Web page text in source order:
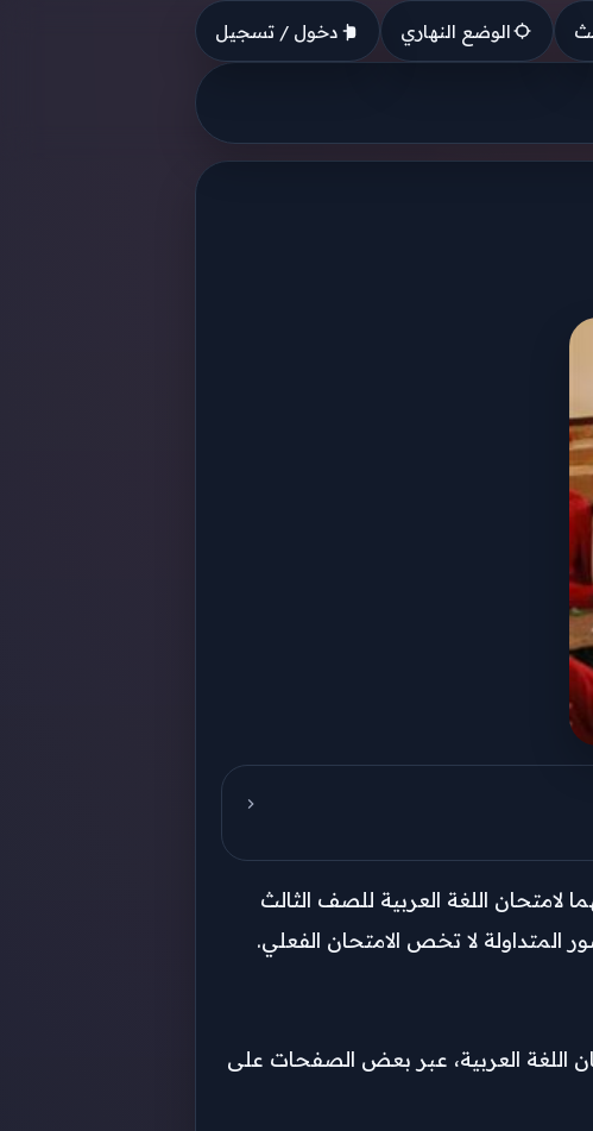
الوضع النهاري دخول / تسجيل
اللغة العربية للصف الثالث
المتداولة لا تخص الامتحان الفعلي.
الساعة 9:35 صباحًا، بعد مرور أكثر من 35 دقيقة من بدء امتحان اللغة العربية، عبر بعض الصفحات على